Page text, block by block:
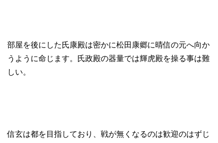
部屋を後にした氏康殿は密かに松田康郷に晴信の元へ向か
うように命じます。氏政殿の器量では輝虎殿を操る事は難
しい。
信玄は都を目指しており、戦が無くなるのは歓迎のはずじ